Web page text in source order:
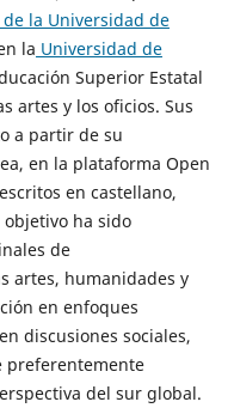
la Universidad de
la Universidad de
Superior Estatal
artes y los oficios. Sus
a partir de su
en la plataforma Open
en castellano,
ha sido
de
artes, humanidades y
en enfoques
discusiones sociales,
preferentemente
del sur global.